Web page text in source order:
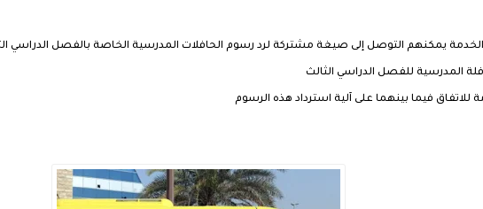
يمكنهم التوصل إلى صيغة مشتركة لرد رسوم الحافلات المدرسية الخاصة بالفصل الدراسي
المدرسية للفصل الدراسي الثالث
فيما بينهما على آلية استرداد هذه الرسوم